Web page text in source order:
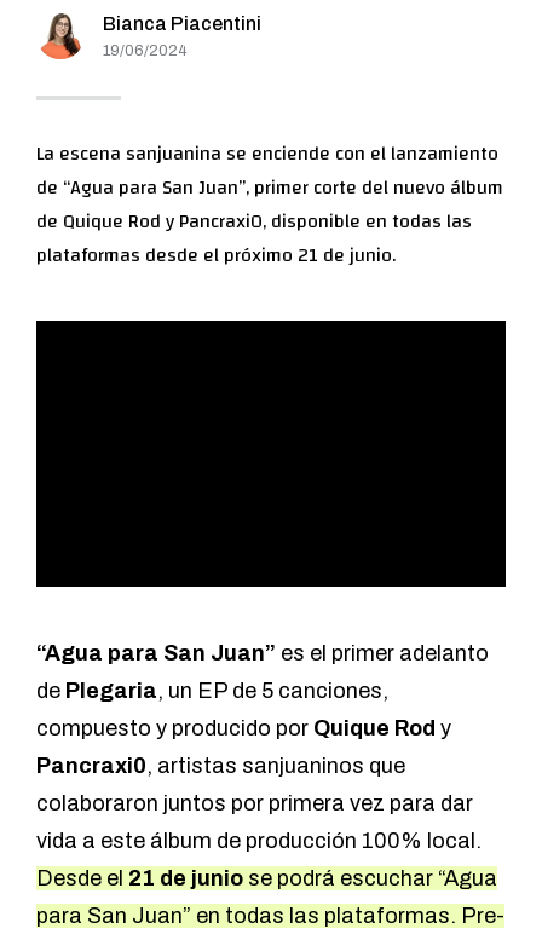
Bianca Piacentini
19/06/2024
La escena sanjuanina se enciende con el lanzamiento
de “Agua para San Juan”, primer corte del nuevo álbum
de Quique Rod y Pancraxi0, disponible en todas las
plataformas desde el próximo 21 de junio.
“Agua para San Juan” es el primer adelanto
de Plegaria, un EP de 5 canciones,
compuesto y producido por Quique Rod y
Pancraxi0, artistas sanjuaninos que
colaboraron juntos por primera vez para dar
vida a este álbum de producción 100% local.
Desde el 21 de junio se podrá escuchar “Agua
para San Juan” en todas las plataformas. Pre-